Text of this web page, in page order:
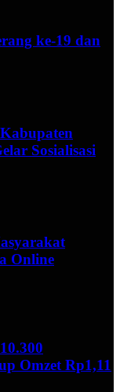
ke-19 dan
Sosialisasi
Online
Omzet Rp1,11